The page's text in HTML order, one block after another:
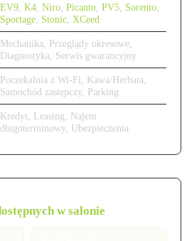
EV9 K4 Niro Picanto PV5 Sorento
Sportage Stonic XCeed
Mechanika, Przeglądy okresowe,
Diagnostyka, Serwis gwarancyjny
Poczekalnia z Wi-Fi, Kawa/Herbata,
Samochód zastępczy, Parking
Kredyt, Leasing, Najem
długoterminowy, Ubezpieczenia
w salonie